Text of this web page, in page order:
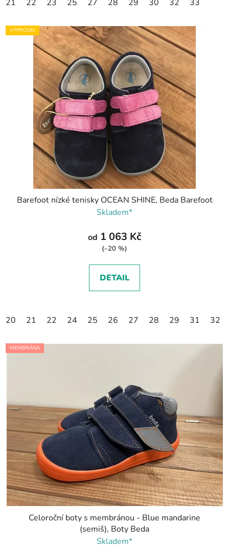
21 22 23 25 27 28 29 30 32 33
VÝPRODEJ
Barefoot nízké tenisky OCEAN SHINE, Beda Barefoot
Skladem*
od 1 063 Kč
(–20 %)
DETAIL
20 21 22 24 25 26 27 28 29 31 32
MEMBRÁNA
Celoroční boty s membránou - Blue mandarine
(semiš), Boty Beda
Skladem*